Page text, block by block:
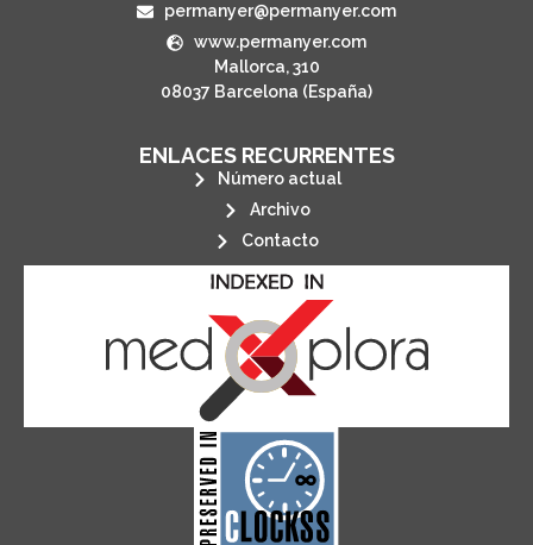
permanyer@permanyer.com
www.permanyer.com
Mallorca, 310
08037 Barcelona (España)
ENLACES RECURRENTES
Número actual
Archivo
Contacto
CLOCKSS is a dak archive that
ensures the long-term survival
of web-based scholary
publications, governed by and for
its stakeholders.